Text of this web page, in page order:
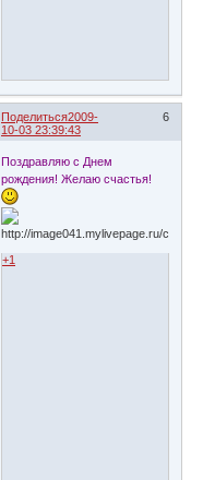
Поделиться 6
2009-
10-03 23:39:43
Поздравляю с Днем
рождения! Желаю счастья!
+1